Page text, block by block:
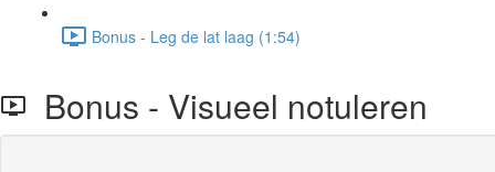
Bonus - Leg de lat laag (1:54)
Bonus - Visueel notuleren